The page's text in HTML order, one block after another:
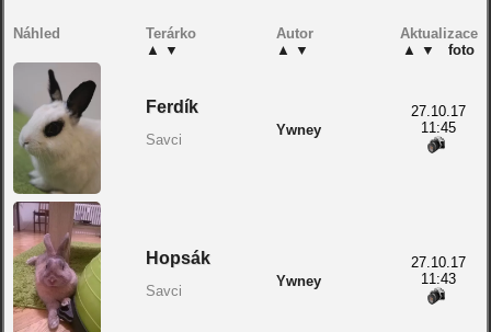
Náhled
Terárko
▲ ▼
Autor
▲ ▼
Aktualizace
▲ ▼ foto
Ferdík
Savci
Ywney
27.10.17
11:45
Hopsák
Savci
Ywney
27.10.17
11:43